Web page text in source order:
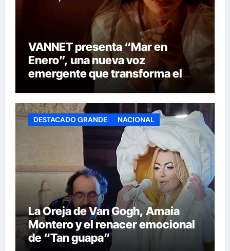
VANNET presenta “Mar en
Enero”, una nueva voz
emergente que transforma el
DESTACADO GRANDE NACIONAL
La Oreja de Van Gogh, Amaia
Montero y el renacer emocional
de “Tan guapa”